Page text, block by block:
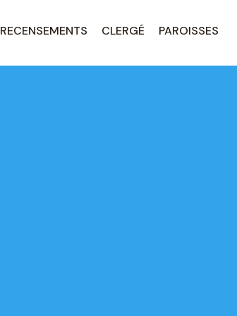
RECENSEMENTS CLERGÉ PAROISSES